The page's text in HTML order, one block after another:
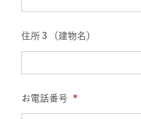
住所３（建物名）
お電話番号
(必